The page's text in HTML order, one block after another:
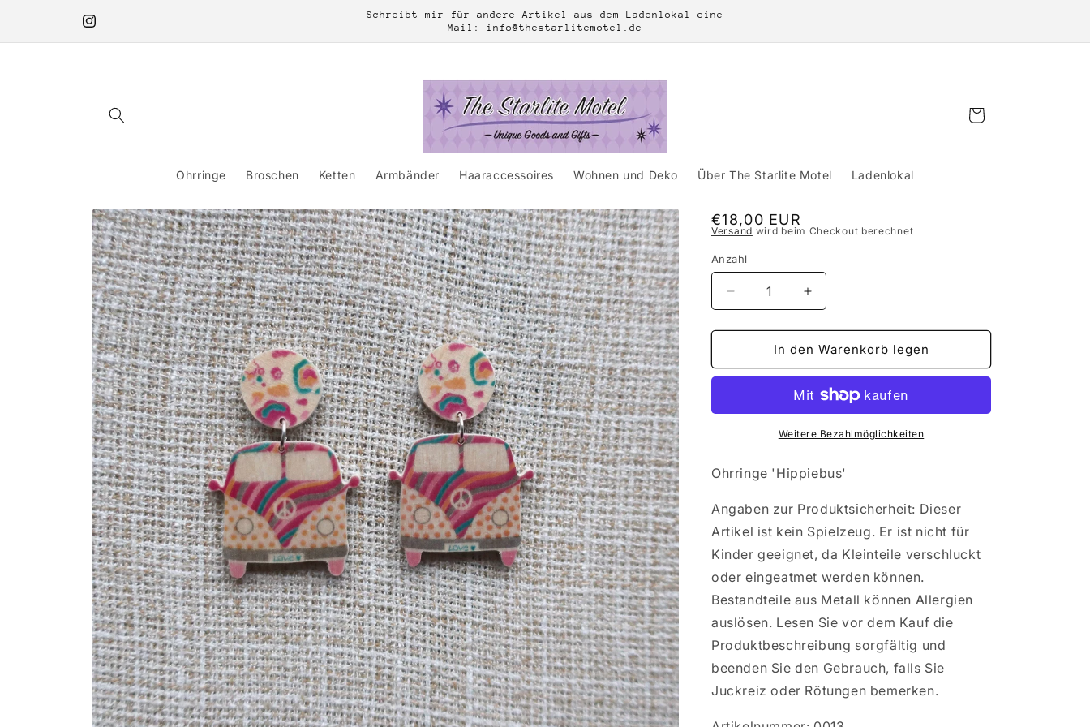
Instagram
Schreibt mir für andere Artikel aus dem Ladenlokal eine
Mail: info@thestarlitemotel.de
Ohrringe Broschen Ketten Armbänder Haaraccessoires Wohnen und Deko Über The Starlite Motel Ladenlokal
Warenkorb
Produktinformationen
springen
Normaler
Preis
€18,00 EUR
Versand wird beim Checkout berechnet
Anzahl
Verringere
die
Menge
Ohrringe
&#39;Hippiebus&#39;
Erhöhe
die
Menge
für
Ohrringe
&#39;Hippiebus&#39;
In den Warenkorb legen
Weitere Bezahlmöglichkeiten
Ohrringe 'Hippiebus'
Angaben zur Produktsicherheit: Dieser
Artikel ist kein Spielzeug. Er ist nicht für
Kinder geeignet, da Kleinteile verschluckt
oder eingeatmet werden können.
Bestandteile aus Metall können Allergien
auslösen. Lesen Sie vor dem Kauf die
Produktbeschreibung sorgfältig und
beenden Sie den Gebrauch, falls Sie
Juckreiz oder Rötungen bemerken.